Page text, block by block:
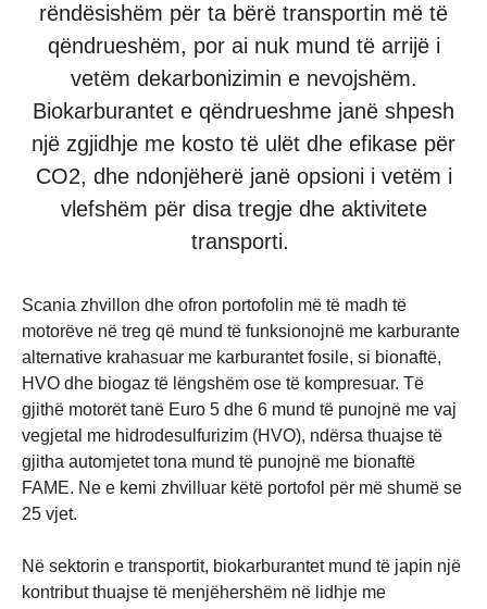
rëndësishëm për ta bërë transportin më të
qëndrueshëm, por ai nuk mund të arrijë i
vetëm dekarbonizimin e nevojshëm.
Biokarburantet e qëndrueshme janë shpesh
një zgjidhje me kosto të ulët dhe efikase për
CO2, dhe ndonjëherë janë opsioni i vetëm i
vlefshëm për disa tregje dhe aktivitete
transporti.
Scania zhvillon dhe ofron portofolin më të madh të
motorëve në treg që mund të funksionojnë me karburante
alternative krahasuar me karburantet fosile, si bionaftë,
HVO dhe biogaz të lëngshëm ose të kompresuar. Të
gjithë motorët tanë Euro 5 dhe 6 mund të punojnë me vaj
vegjetal me hidrodesulfurizim (HVO), ndërsa thuajse të
gjitha automjetet tona mund të punojnë me bionaftë
FAME. Ne e kemi zhvilluar këtë portofol për më shumë se
25 vjet.
Në sektorin e transportit, biokarburantet mund të japin një
kontribut thuajse të menjëhershëm në lidhje me